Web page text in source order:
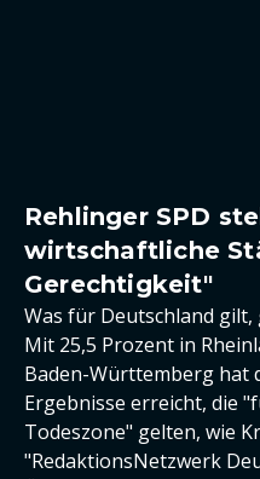
Rehlinger SPD
wirtschaftliche
Gerechtigkeit"
Was für Deutschland
Mit 25,5 Prozent in
Baden-Württemberg hat
Ergebnisse erreicht, die
Todeszone" gelten, wie
"RedaktionsNetzwerk